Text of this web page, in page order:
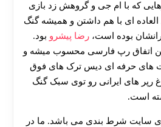
که با ام جی و گروهش زد بازی
ای با هم داشتن و همیشه گنگ
بوده است، رضا پیشرو بود.
اتفاق رپ فارسی محسوب میشه و
های حرفه ای دیس ترک های فوق
رپر های ایرانی رو توی سبک گنگ
است.
سایت شرط بندی می باشد. ما در